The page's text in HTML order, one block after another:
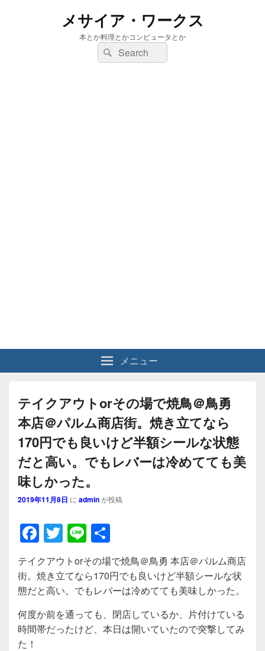
メサイア・ワークス
本とか料理とかコンピュータとか
検
索:
検
索
メニュー
テイクアウトorその場で焼鳥＠鳥勇
本店＠パルム商店街。焼き立てなら
170円でも良いけど半額シールな状態
だと高い。でもレバーは冷めてても美
味しかった。
2019年11月8日 に adminが投稿
F
a
c
e
b
o
T
wi
tt
er
Li
n
e
有
テイクアウトorその場で焼鳥＠鳥勇 本店＠パルム商店
街。焼き立てなら170円でも良いけど半額シールな状
態だと高い。でもレバーは冷めてても美味しかった。
何度か前を通っても、閉店しているか、片付けている
時間帯だったけど、本日は開いていたので突撃してみ
た！